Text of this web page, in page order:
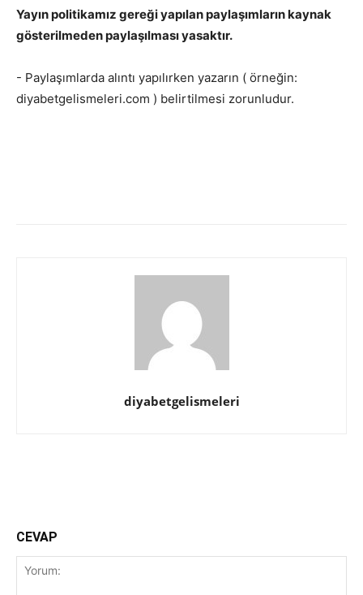
Yayın politikamız gereği yapılan paylaşımların kaynak
gösterilmeden paylaşılması yasaktır.
- Paylaşımlarda alıntı yapılırken yazarın ( örneğin:
diyabetgelismeleri.com ) belirtilmesi zorunludur.
diyabetgelismeleri
CEVAP